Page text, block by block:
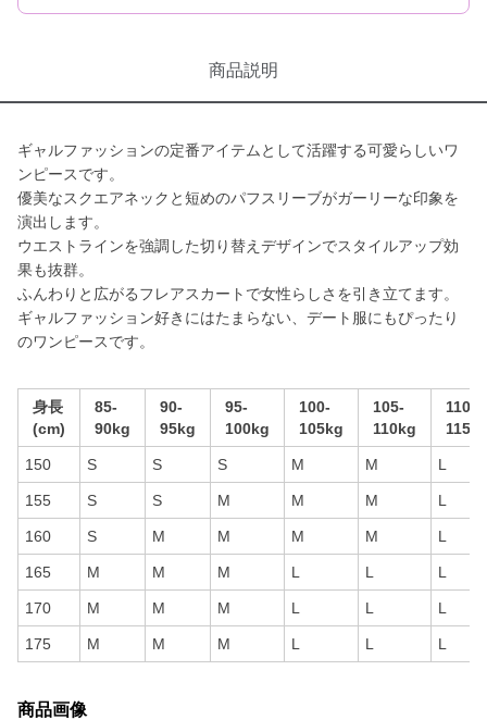
商品説明
ギャルファッションの定番アイテムとして活躍する可愛らしいワ
ンピースです。
優美なスクエアネックと短めのパフスリーブがガーリーな印象を
演出します。
ウエストラインを強調した切り替えデザインでスタイルアップ効
果も抜群。
ふんわりと広がるフレアスカートで女性らしさを引き立てます。
ギャルファッション好きにはたまらない、デート服にもぴったり
のワンピースです。
身長
(cm)
85-
90kg
90-
95kg
95-
100kg
100-
105kg
105-
110kg
110-
150 S S S M M L
155 S S M M M L
160 S M M M M L
165 M M M L L L
170 M M M L L L
175 M M M L L L
商品画像